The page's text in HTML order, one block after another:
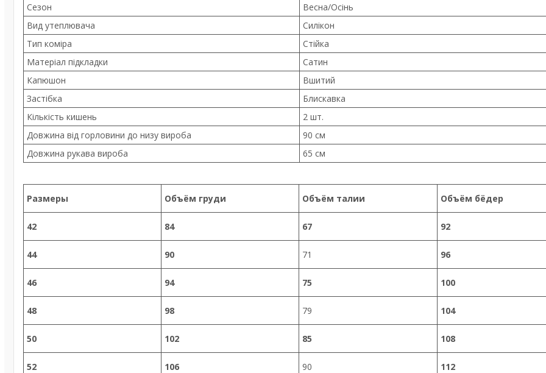
Сезон
Весна/Осінь
Вид утеплювача
Силікон
Тип коміра
Стійка
Матеріал підкладки
Сатин
Капюшон
Вшитий
Застібка
Блискавка
Кількість кишень
2 шт.
Довжина від горловини до низу вироба
90 см
Довжина рукава вироба
65 см
Размеры Объём груди Объём талии Объём бёдер
42 84 67 92
44 90 71 96
46 94 75 100
48 98 79 104
50 102 85 108
52 106 90 112